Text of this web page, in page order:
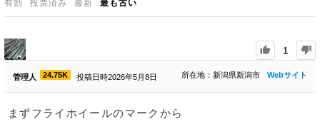
有効 投票済み 最新 最も古い
1
管理人 24.75K 投稿日時2026年5月8日 Webサイト
所在地：新潟県新潟市
まずフライホイールのマークから